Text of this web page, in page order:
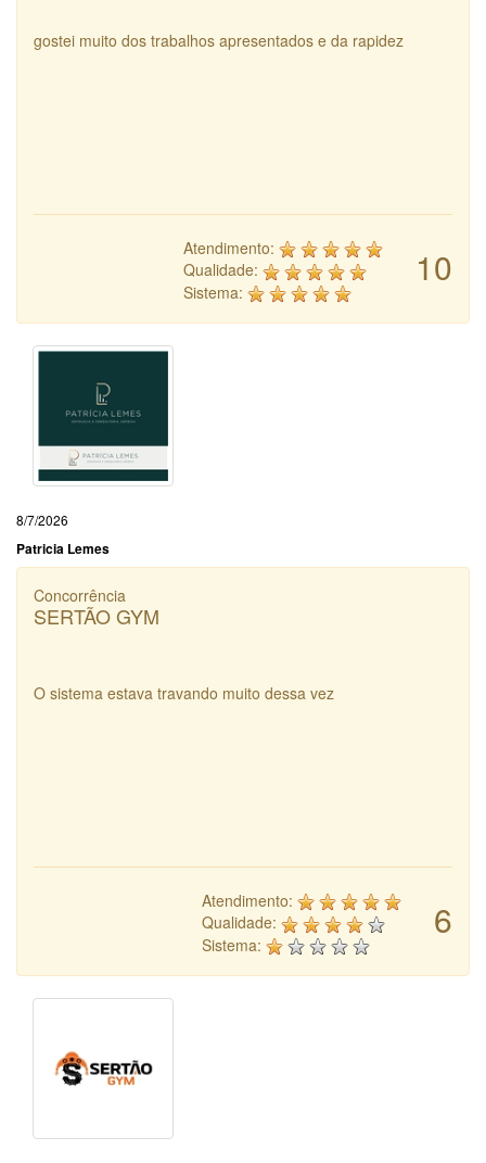
gostei muito dos trabalhos apresentados e da rapidez
10
Atendimento:
Qualidade:
Sistema:
8/7/2026
Patricia Lemes
Concorrência
SERTÃO GYM
O sistema estava travando muito dessa vez
6
Atendimento:
Qualidade:
Sistema: